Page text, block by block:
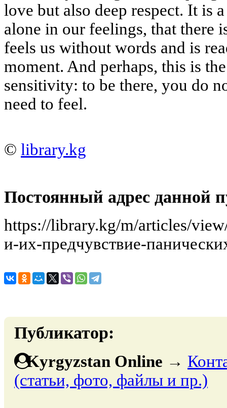
love but also deep respect. It is
alone in our feelings, that there
feels us without words and is
moment. And perhaps, this is
sensitivity: to be there, you do
need to feel.
© library.kg
Постоянный адрес данной
https://library.kg/m/articles/
и-их-предчувствие-
Публикатор:
Kyrgyzstan Online →
(статьи, фото, файлы и пр.)